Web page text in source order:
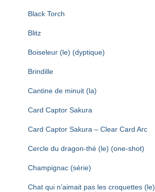
Black Torch
Blitz
Boiseleur (le) (dyptique)
Brindille
Cantine de minuit (la)
Card Captor Sakura
Card Captor Sakura – Clear Card Arc
Cercle du dragon-thé (le) (one-shot)
Champignac (série)
Chat qui n’aimait pas les croquettes (le)